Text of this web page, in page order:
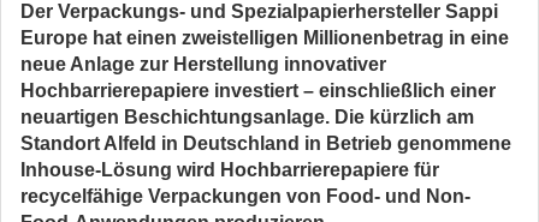
Der Verpackungs- und Spezialpapierhersteller Sappi
Europe hat einen zweistelligen Millionenbetrag in eine
neue Anlage zur Herstellung innovativer
Hochbarrierepapiere investiert – einschließlich einer
neuartigen Beschichtungsanlage. Die kürzlich am
Standort Alfeld in Deutschland in Betrieb genommene
Inhouse-Lösung wird Hochbarrierepapiere für
recycelfähige Verpackungen von Food- und Non-